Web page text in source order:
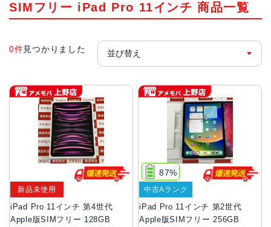
SIMフリー iPad Pro 11インチ 商品一覧
0件見つかりました
iPad Pro 11インチ 第4世代
Apple版SIMフリー 128GB
新品未使用
iPad Pro 11インチ 第2世代
Apple版SIMフリー 256GB
87%
中古Aランク